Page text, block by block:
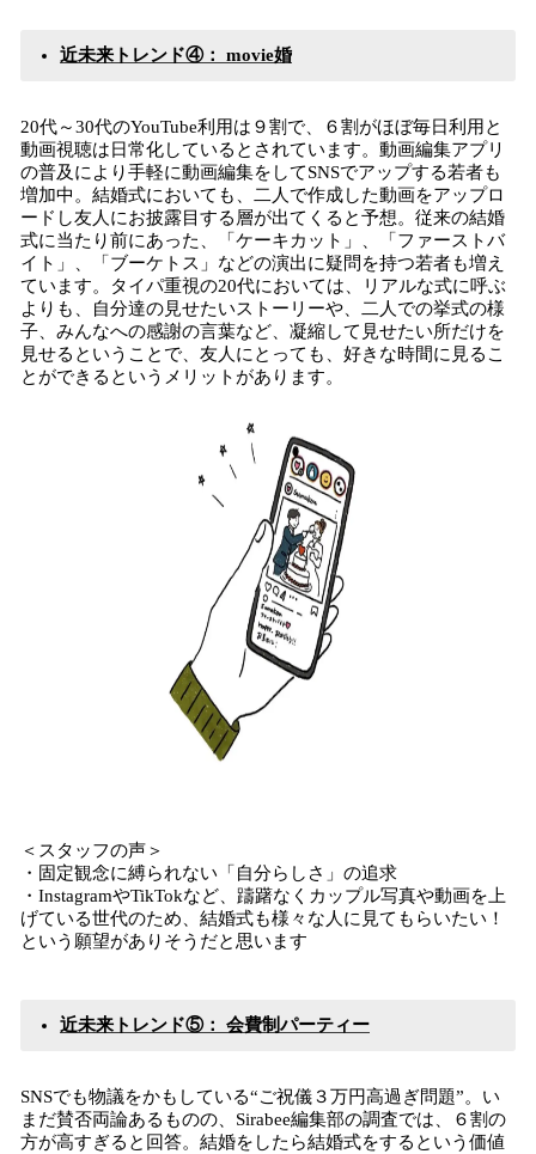
近未来トレンド④： movie婚
20代～30代のYouTube利用は９割で、６割がほぼ毎日利用と
動画視聴は日常化しているとされています。動画編集アプリ
の普及により手軽に動画編集をしてSNSでアップする若者も
増加中。結婚式においても、二人で作成した動画をアップロ
ードし友人にお披露目する層が出てくると予想。従来の結婚
式に当たり前にあった、「ケーキカット」、「ファーストバ
イト」、「ブーケトス」などの演出に疑問を持つ若者も増え
ています。タイパ重視の20代においては、リアルな式に呼ぶ
よりも、自分達の見せたいストーリーや、二人での挙式の様
子、みんなへの感謝の言葉など、凝縮して見せたい所だけを
見せるということで、友人にとっても、好きな時間に見るこ
とができるというメリットがあります。
＜スタッフの声＞
・固定観念に縛られない「自分らしさ」の追求
・InstagramやTikTokなど、躊躇なくカップル写真や動画を上
げている世代のため、結婚式も様々な人に見てもらいたい！
という願望がありそうだと思います
近未来トレンド⑤： 会費制パーティー
SNSでも物議をかもしている“ご祝儀３万円高過ぎ問題”。い
まだ賛否両論あるものの、Sirabee編集部の調査では、６割の
方が高すぎると回答。結婚をしたら結婚式をするという価値